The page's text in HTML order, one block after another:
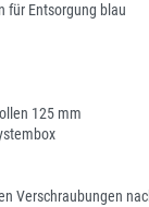
für Entsorgung blau
125 mm
Verschraubungen